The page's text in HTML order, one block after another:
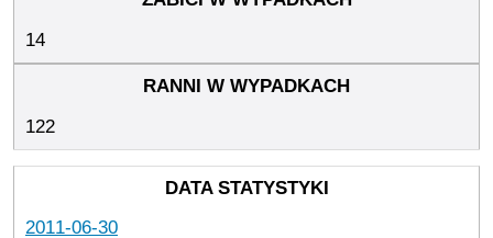
14
122
2011-06-30